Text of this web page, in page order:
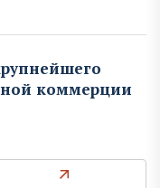
коммерции